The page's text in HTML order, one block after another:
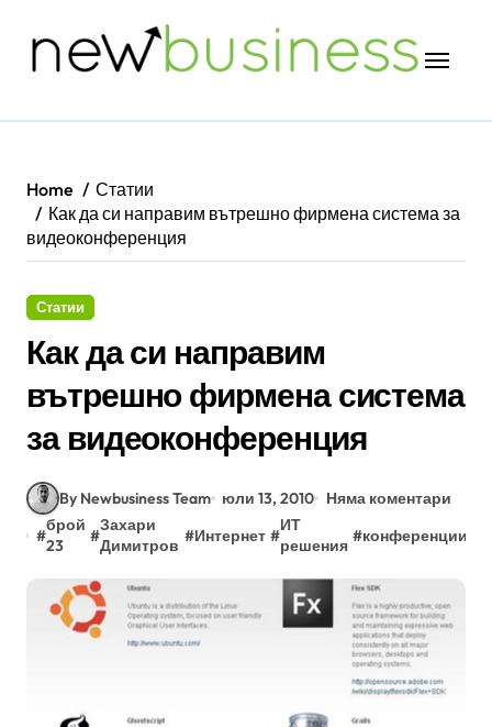
Home
Статии
Как да си направим вътрешно фирмена система за
видеоконференция
Статии
Как да си направим
вътрешно фирмена система
за видеоконференция
By Newbusiness Team юли 13, 2010
Няма коментари
#
брой
23
#
Захари
Димитров
#Интернет #
ИТ
решения
#конференции